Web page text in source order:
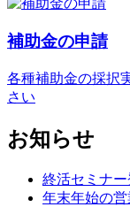
補助金の申請
各種補助金の採択
さい
お知らせ
終活セミナー
年末年始の営